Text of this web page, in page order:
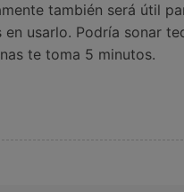
también será útil
en usarlo. Podría sonar
te toma 5 minutos.